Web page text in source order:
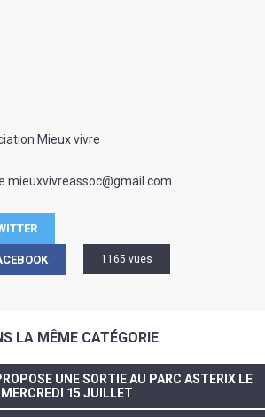
Mieux vivre
mieuxvivreassoc@gmail.com
1165 vues
LA MÊME CATÉGORIE
UNE SORTIE AU PARC ASTERIX LE
MERCREDI 15 JUILLET